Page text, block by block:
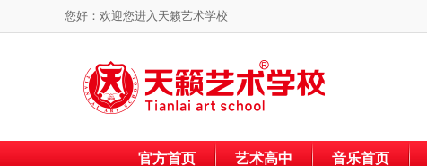
您好：欢迎您进入 天籁艺术学校
官方首页 艺术高中 音乐首页